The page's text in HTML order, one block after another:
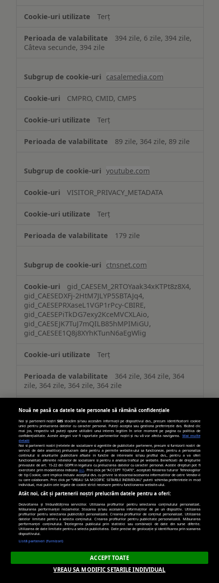
Terț
394 zile, 6 zile, 394 zile,
Câteva secunde, 394 zile
casalemedia.com
CMPRO, CMID, CMPS
Terț
89 zile, 364 zile, 89 zile
youtube.com
VISITOR_PRIVACY_METADATA
Terț
179 zile
ctnsnet.com
gid_CAESEM_2RTOYaak34xKTPt8z8X4,
gid_CAESEDXFj-2HtM7JLYP5SBTAJq4,
gid_CAESEPRXaseL1VGP1rPcy-CBIRE,
gid_CAESEPiTkDG7exy2KceMVCXLAio,
gid_CAESEJK7TuJ7mQILB85hMPIMiGU,
gid_CAESEE1Q8j8XYhKTunN6aEgWlig
Terț
364 zile, 364 zile, 364
zile, 364 zile, 364 zile, 364 zile
www.youtube.com
TESTCOOKIESENABLED
Terț
Câteva secunde
googleadservices.com
ar_debug
Terț
89 zile
Nouă ne pasă ca datele tale personale să rămână confidențiale
Noi și partenerii noștri585 stocăm și/sau accesăm informații pe dispozitivul dvs., precum identificatorii cookie
unici pentru prelucrarea datelor cu caracter personal. Puteți accepta sau gestiona preferințele dvs. făcând clic
mai jos, respectiv vă puteți opune utilizării unui interes legitim în orice moment pe pagina cu politica de
confidențialitate. Aceste alegeri vor fi raportate partenerilor noștri și nu vă vor afecta navigarea.
Mai multe
detalii
Noi si partenerii nostri (retelele de socializare si agentiile de publicitate partenere, precum si furnizorii nostri de
servicii de date analitice) prelucram date pentru a permite website-ului sa functioneze, pentru a personaliza
continutul si anunturile publicitare afisate in functie de interesele si/sau profilul dvs., pentru a va oferi
functionalitati aferente retelelor de socializare si pentru a analiza traficul pe website. Beneficiati de drepturile
prevazute de art. 15-22 din GDPR in legatura cu prelucrarea datelor cu caracter personal. Aceste drepturi pot fi
exercitate prin modalitatea indicataaici . Prin click pe “ACCEPT TOATE”, acceptati folosirea tuturor Tehnologiilor
de tip Cookie, care implica inclusiv acceptul dvs. cu privire la stocarea/accesarea informatiilor de catre Vendor-ii
cu care colaboram. Prin click pe “VREAU SA MODIFIC SETARILE INDIVIDUAL” puteti schimba preferintele in mod
individual, mai putin cele legate de cookie strict necesare pentru functionarea website-ului.
Atât noi, cât și partenerii noștri prelucrăm datele pentru a oferi:
Dezvoltarea și îmbunătățirea serviciilor. Utilizarea profilurilor pentru selectarea conținutului personalizat.
Măsurarea performanței reclamelor. Stocarea și/sau accesarea informațiilor de pe un dispozitiv. Utilizarea
profilurilor pentru selectarea publicității personalizate. Crearea profilurilor de conținut personalizat. Utilizarea
datelor limitate pentru a selecta conținutul. Crearea profilurilor pentru publicitate personalizată. Măsurarea
performanței conținutului. Înțelegerea publicului prin statistici sau combinații de date din surse diferite.
Utilizarea de date limitate pentru a selecta publicitatea. Date precise de geolocație și identificarea prin scanarea
dispozitivului.
Listă parteneri (furnizori)
ACCEPT TOATE
VREAU SA MODIFIC SETARILE INDIVIDUAL